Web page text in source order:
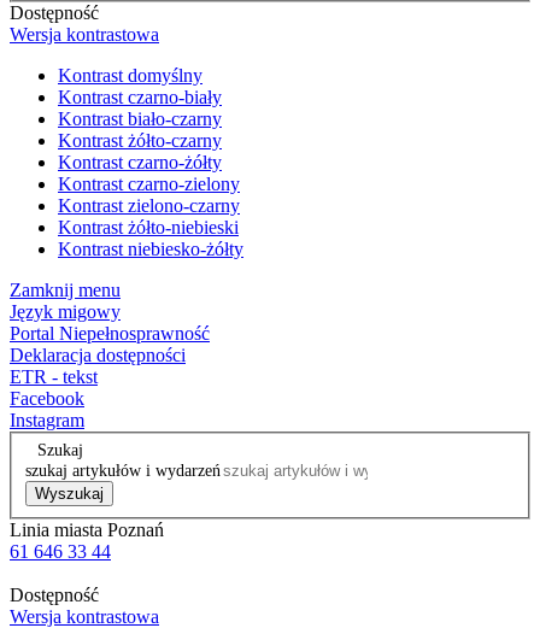
Dostępność
Wersja kontrastowa
Kontrast domyślny
Kontrast czarno-biały
Kontrast biało-czarny
Kontrast żółto-czarny
Kontrast czarno-żółty
Kontrast czarno-zielony
Kontrast zielono-czarny
Kontrast żółto-niebieski
Kontrast niebiesko-żółty
Zamknij menu
Język migowy
Portal Niepełnosprawność
Deklaracja dostępności
ETR - tekst
Facebook
Instagram
Szukaj
szukaj artykułów i wydarzeń
Wyszukaj
Linia miasta Poznań
61 646 33 44
Dostępność
Wersja kontrastowa